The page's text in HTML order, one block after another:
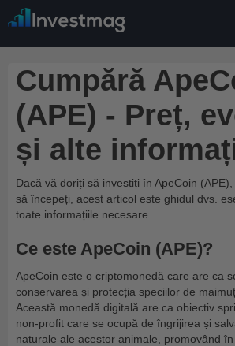
Cumpără
(APE) - Preț,
și alte
Dacă vă doriți să investiți în ApeCoin
să începeți, acest articol este ghidul dvs.
toate informațiile necesare.
Ce este ApeCoin (APE)?
ApeCoin este o criptomonedă care are ca
conservarea și protecția speciilor de
Această monedă digitală are ca obiectiv
non-profit care se ocupă de îngrijirea și
naturale ale acestor animale, promovând